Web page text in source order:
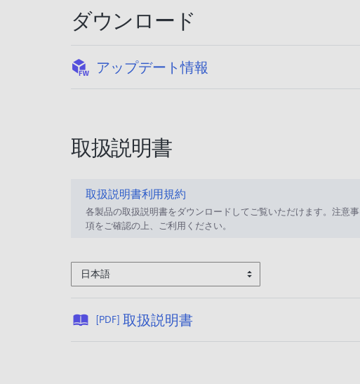
ダウンロード
アップデート情報
取扱説明書
取扱説明書利用規約
各製品の取扱説明書をダウンロードしてご覧いただけます。注意事
項をご確認の上、ご利用ください。
日本語
[PDF] 取扱説明書公